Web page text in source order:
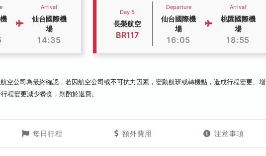
Arrival
仙台國際機
場
14:35
Day 5
長榮航空
BR117
Departure
仙台國際機
場
16:05
Arrival
桃園國際機
場
18:55
空公司為最終確認，若因航空公司或不可抗力因素，變動航班或轉機點，造成行程變更、增
程變更減少餐食，則酌於退費。
每日行程 額外費用 注意事項